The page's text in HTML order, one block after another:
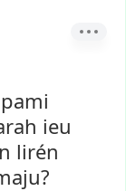
ieu
lirén